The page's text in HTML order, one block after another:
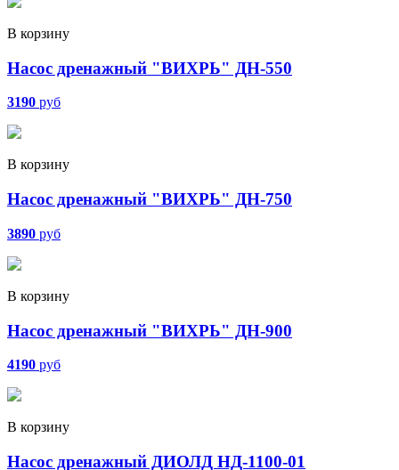
В корзину
Насос дренажный "ВИХРЬ" ДН-550
3190 руб
В корзину
Насос дренажный "ВИХРЬ" ДН-750
3890 руб
В корзину
Насос дренажный "ВИХРЬ" ДН-900
4190 руб
В корзину
Насос дренажный ДИОЛД НД-1100-01